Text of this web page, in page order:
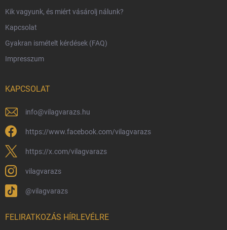
Harry Potter bolt Magyarország
Rendelésem
Reklamáció és visszáru
Hűségprogram
Általános Szerződési Feltételek
Adatvédelmi feltételek
Védjegyek és szerzői jogok
Fémjelzés és nemesfém-tájékoztató
Kik vagyunk, és miért vásárolj nálunk?
Kapcsolat
Gyakran ismételt kérdések (FAQ)
Impresszum
KAPCSOLAT
info@vilagvarazs.hu
https://www.facebook.com/vilagvarazs
https://x.com/vilagvarazs
vilagvarazs
@vilagvarazs
FELIRATKOZÁS HÍRLEVÉLRE